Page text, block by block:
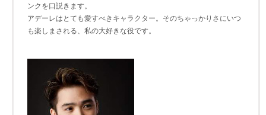
ンクを口説きます。
アデーレはとても愛すべきキャラクター。そのちゃっかりさにいつ
も楽しまされる、私の大好きな役です。